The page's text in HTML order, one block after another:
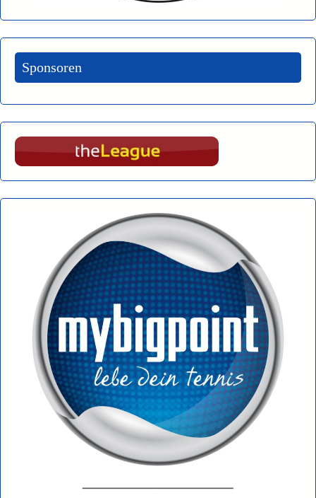
Sponsoren